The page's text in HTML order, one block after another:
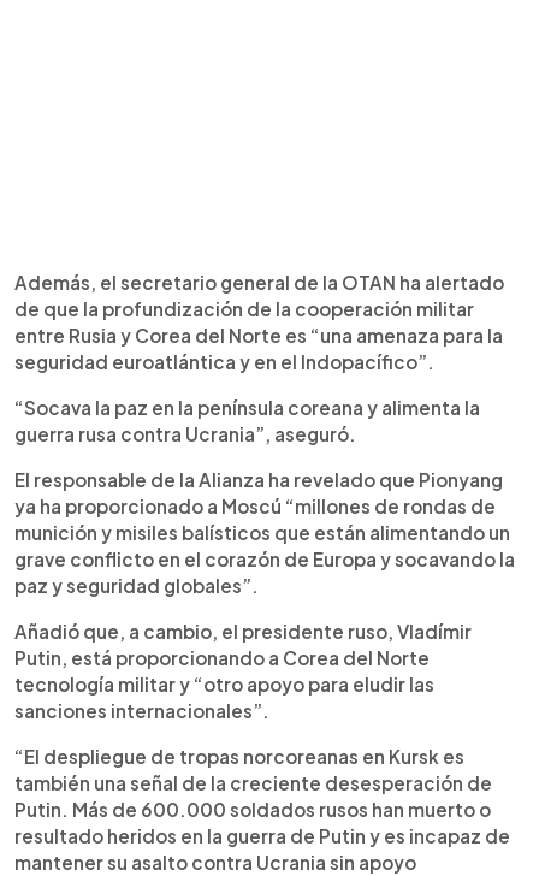
Además, el secretario general de la OTAN ha alertado
de que la profundización de la cooperación militar
entre Rusia y Corea del Norte es “una amenaza para la
seguridad euroatlántica y en el Indopacífico”.
“Socava la paz en la península coreana y alimenta la
guerra rusa contra Ucrania”, aseguró.
El responsable de la Alianza ha revelado que Pionyang
ya ha proporcionado a Moscú “millones de rondas de
munición y misiles balísticos que están alimentando un
grave conflicto en el corazón de Europa y socavando la
paz y seguridad globales”.
Añadió que, a cambio, el presidente ruso, Vladímir
Putin, está proporcionando a Corea del Norte
tecnología militar y “otro apoyo para eludir las
sanciones internacionales”.
“El despliegue de tropas norcoreanas en Kursk es
también una señal de la creciente desesperación de
Putin. Más de 600.000 soldados rusos han muerto o
resultado heridos en la guerra de Putin y es incapaz de
mantener su asalto contra Ucrania sin apoyo